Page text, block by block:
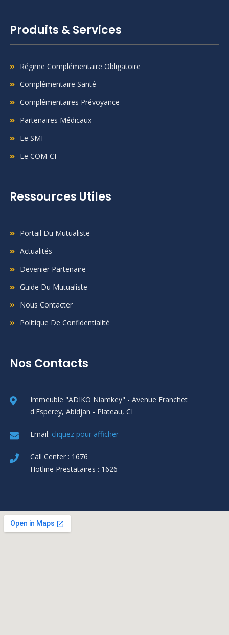
Produits & Services
Régime Complémentaire Obligatoire
Complémentaire Santé
Complémentaires Prévoyance
Partenaires Médicaux
Le SMF
Le COM-CI
Ressources Utiles
Portail Du Mutualiste
Actualités
Devenier Partenaire
Guide Du Mutualiste
Nous Contacter
Politique De Confidentialité
Nos Contacts
Immeuble "ADIKO Niamkey" - Avenue Franchet
d'Esperey, Abidjan - Plateau, CI
Email: cliquez pour afficher
Call Center : 1676
Hotline Prestataires : 1626